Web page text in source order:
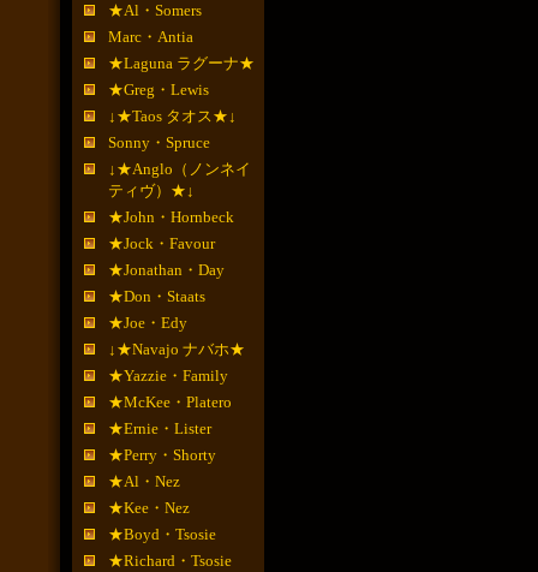
★Al・Somers
Marc・Antia
★Laguna ラグーナ★
★Greg・Lewis
↓★Taos タオス★↓
Sonny・Spruce
↓★Anglo（ノンネイ
ティヴ）★↓
★John・Hornbeck
★Jock・Favour
★Jonathan・Day
★Don・Staats
★Joe・Edy
↓★Navajo ナバホ★
★Yazzie・Family
★McKee・Platero
★Ernie・Lister
★Perry・Shorty
★Al・Nez
★Kee・Nez
★Boyd・Tsosie
★Richard・Tsosie